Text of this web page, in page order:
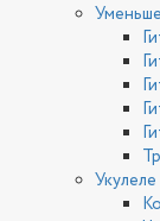
Укулеле